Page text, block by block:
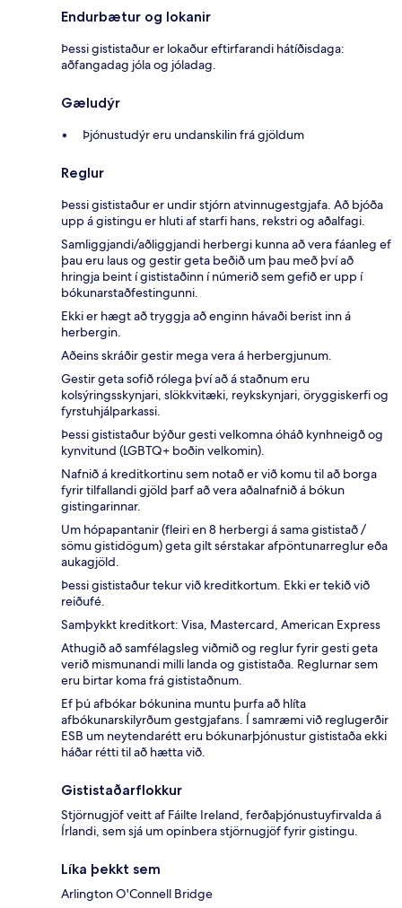
Endurbætur og lokanir
Þessi gististaður er lokaður eftirfarandi hátíðisdaga:
aðfangadag jóla og jóladag.
Gæludýr
Þjónustudýr eru undanskilin frá gjöldum
Reglur
Þessi gististaður er undir stjórn atvinnugestgjafa. Að bjóða
upp á gistingu er hluti af starfi hans, rekstri og aðalfagi.
Samliggjandi/aðliggjandi herbergi kunna að vera fáanleg ef
þau eru laus og gestir geta beðið um þau með því að
hringja beint í gististaðinn í númerið sem gefið er upp í
bókunarstaðfestingunni.
Ekki er hægt að tryggja að enginn hávaði berist inn á
herbergin.
Aðeins skráðir gestir mega vera á herbergjunum.
Gestir geta sofið rólega því að á staðnum eru
kolsýringsskynjari, slökkvitæki, reykskynjari, öryggiskerfi og
fyrstuhjálparkassi.
Þessi gististaður býður gesti velkomna óháð kynhneigð og
kynvitund (LGBTQ+ boðin velkomin).
Nafnið á kreditkortinu sem notað er við komu til að borga
fyrir tilfallandi gjöld þarf að vera aðalnafnið á bókun
gistingarinnar.
Um hópapantanir (fleiri en 8 herbergi á sama gististað /
sömu gistidögum) geta gilt sérstakar afpöntunarreglur eða
aukagjöld.
Þessi gististaður tekur við kreditkortum. Ekki er tekið við
reiðufé.
Samþykkt kreditkort: Visa, Mastercard, American Express
Athugið að samfélagsleg viðmið og reglur fyrir gesti geta
verið mismunandi milli landa og gististaða. Reglurnar sem
eru birtar koma frá gististaðnum.
Ef þú afbókar bókunina muntu þurfa að hlíta
afbókunarskilyrðum gestgjafans. Í samræmi við reglugerðir
ESB um neytendarétt eru bókunarþjónustur gististaða ekki
háðar rétti til að hætta við.
Gististaðarflokkur
Stjörnugjöf veitt af Fáilte Ireland, ferðaþjónustuyfirvalda á
Írlandi, sem sjá um opinbera stjörnugjöf fyrir gistingu.
Líka þekkt sem
Arlington O'Connell Bridge